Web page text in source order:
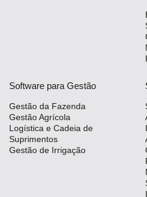
Software para Gestão
Gestão da Fazenda
Gestão Agrícola
Logística e Cadeia de
Suprimentos
Gestão de Irrigação